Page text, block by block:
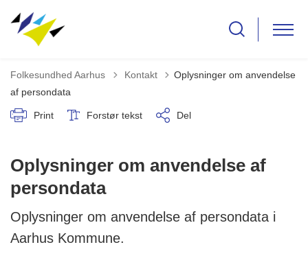
Folkesundhed Aarhus Tilbage til
Kontakt
Oplysninger om anvendelse
af persondata
Print Forstør tekst Del
Oplysninger om anvendelse af
persondata
Oplysninger om anvendelse af persondata i
Aarhus Kommune.